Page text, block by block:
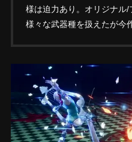
様は迫力あり。オリジナル/
様々な武器種を扱えたが今